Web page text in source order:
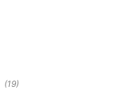
(19)